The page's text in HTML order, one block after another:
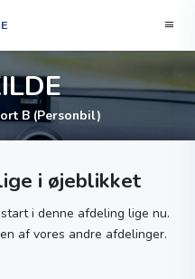
B (Personbil)
i øjeblikket
i denne afdeling lige nu.
af vores andre afdelinger.